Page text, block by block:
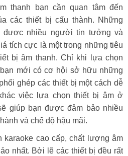
thanh bạn cần quan tâm đến
các thiết bị cấu thành. Những
được nhiều người tin tưởng và
tích cực là một trong những tiêu
bị âm thanh. Chỉ khi lựa chọn
mới có cơ hội sở hữu những
ghép các thiết bị một cách dễ
việc lựa chọn thiết bị âm ở
giúp bạn được đảm bảo nhiều
và chế độ hậu mãi.
karaoke cao cấp, chất lượng âm
nhất. Bởi lẽ các thiết bị đều rất